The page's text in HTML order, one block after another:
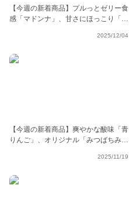
【今週の新着商品】プルっとゼリー食
感「マドンナ」、甘さにほっこり「甘
2025/12/04
【今週の新着商品】爽やかな酸味「青
りんご」、オリジナル「みつばちみか
2025/11/19